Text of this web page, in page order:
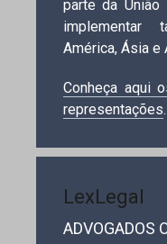
parte da União
implementar
América, Ásia e
Conheça aqui
representações.
LexLegal
ADVOGADOS